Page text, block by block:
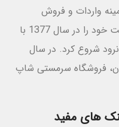
واردات و فروش
محصولات شوینده و بهداشتی، فعالیت خود را در سال 1377 با
شروع کرد. در سال
فروشگاه سرمستی شاپ
های مفید